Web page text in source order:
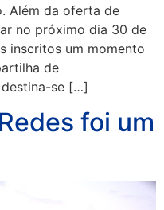
Além da oferta de
no próximo dia 30 de
inscritos um momento
de
se […]
foi um